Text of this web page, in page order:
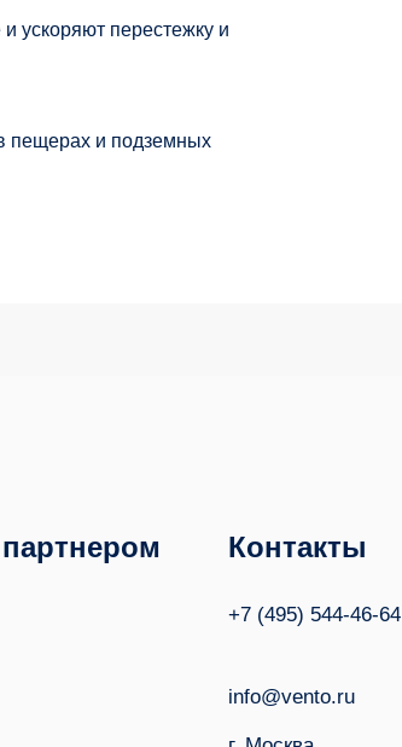
ускоряют перестежку и
пещерах и подземных
Контакты
+7 (495) 544-46-64
info@vento.ru